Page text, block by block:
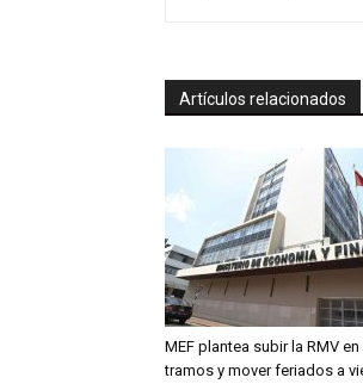
Artículos relacionados
MEF plantea subir la RMV
tramos y mover feriados a